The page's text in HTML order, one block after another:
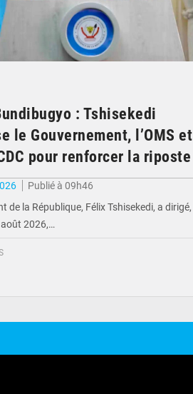
: Tshisekedi
le Gouvernement, l’OMS et
pour renforcer la riposte
Publié à 09h46
de la République, Félix Tshisekedi, a dirigé,
2026,…